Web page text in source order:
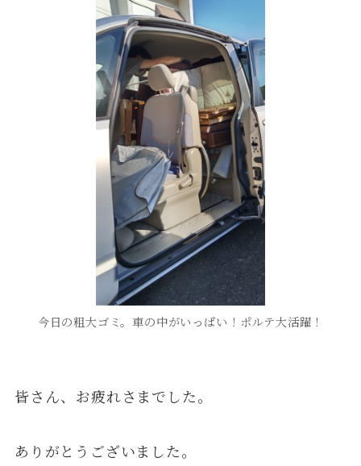
今日の粗大ゴミ。車の中がいっぱい！ポルテ大活躍！
皆さん、お疲れさまでした。
ありがとうございました。